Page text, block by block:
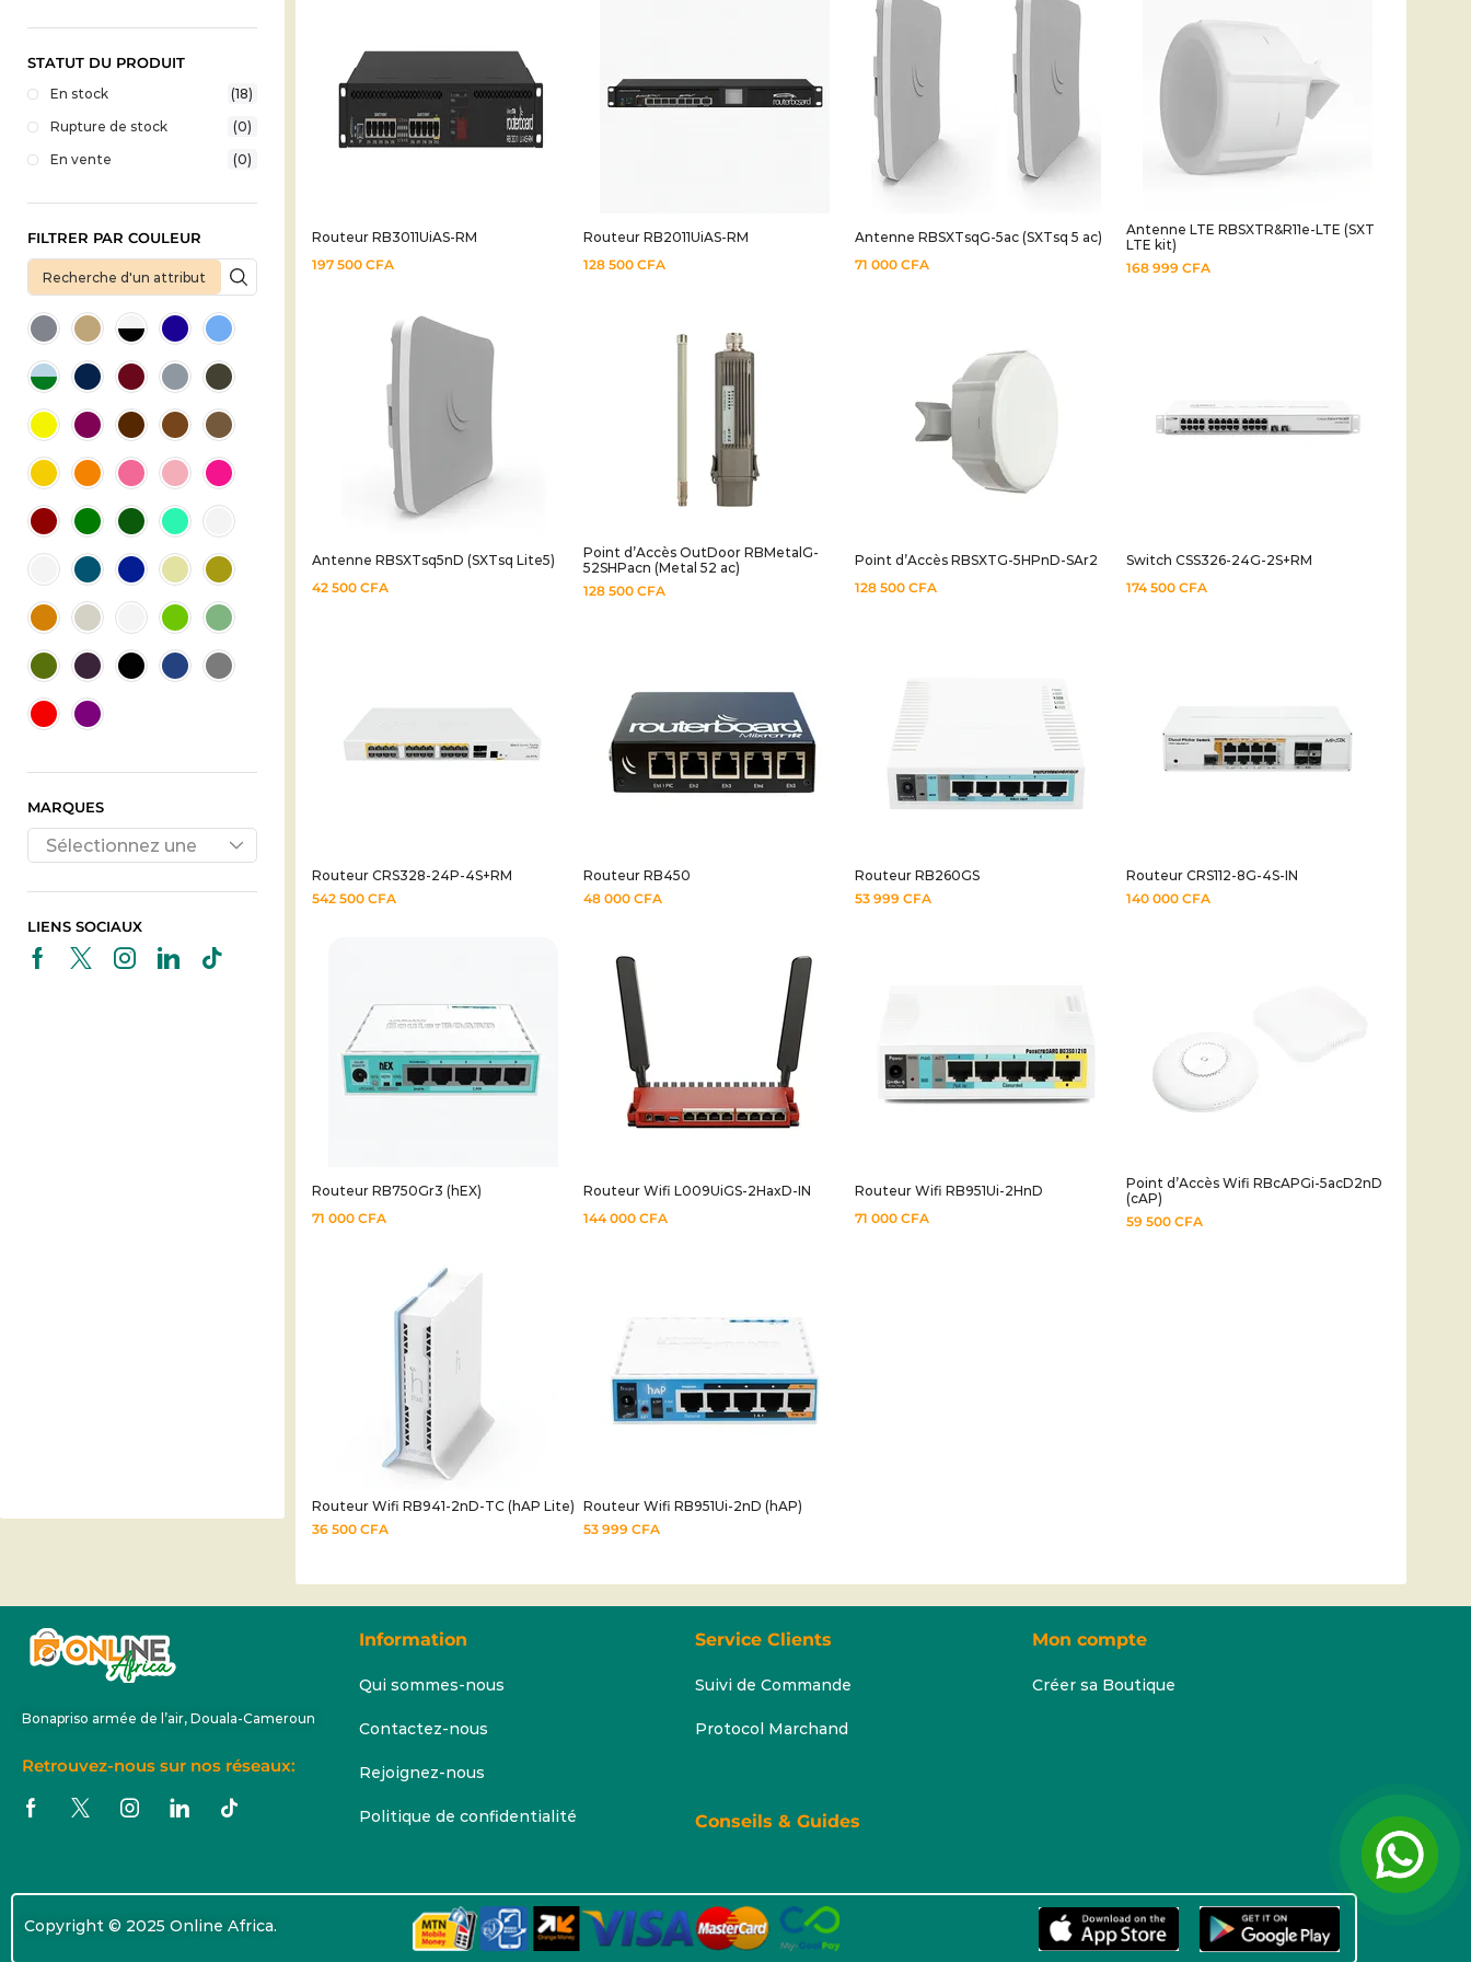
STATUT DU PRODUIT
En stock
(18)
Rupture de stock
(0)
En vente
(0)
FILTRER PAR COULEUR
MARQUES
Sélectionnez une
LIENS SOCIAUX
Routeur RB3011UiAS-RM
197 500 CFA
Routeur RB2011UiAS-RM
128 500 CFA
Antenne RBSXTsqG-5ac (SXTsq 5 ac)
71 000 CFA
Antenne LTE RBSXTR&R11e-LTE (SXT
LTE kit)
168 999 CFA
Antenne RBSXTsq5nD (SXTsq Lite5)
42 500 CFA
Point d’Accès OutDoor RBMetalG-
52SHPacn (Metal 52 ac)
128 500 CFA
Point d’Accès RBSXTG-5HPnD-SAr2
128 500 CFA
Switch CSS326-24G-2S+RM
174 500 CFA
Routeur CRS328-24P-4S+RM
542 500 CFA
Routeur RB450
48 000 CFA
Routeur RB260GS
53 999 CFA
Routeur CRS112-8G-4S-IN
140 000 CFA
Routeur RB750Gr3 (hEX)
71 000 CFA
Routeur Wifi L009UiGS-2HaxD-IN
144 000 CFA
Routeur Wifi RB951Ui-2HnD
71 000 CFA
Point d’Accès Wifi RBcAPGi-5acD2nD
(cAP)
59 500 CFA
Routeur Wifi RB941-2nD-TC (hAP Lite)
36 500 CFA
Routeur Wifi RB951Ui-2nD (hAP)
53 999 CFA
Bonapriso armée de l’air, Douala-Cameroun
Retrouvez-nous sur nos réseaux:
Information
Qui sommes-nous
Contactez-nous
Rejoignez-nous
Politique de confidentialité
Service Clients
Suivi de Commande
Protocol Marchand
Conseils & Guides
Mon compte
Créer sa Boutique
Copyright © 2025 Online Africa.